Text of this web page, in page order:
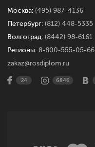
Москва: (495) 987-4136
Петербург: (812) 448-5335
Волгоград: (8442) 98-6161
Регионы: 8-800-555-05-66
zakaz@rosdiplom.ru
24 6846